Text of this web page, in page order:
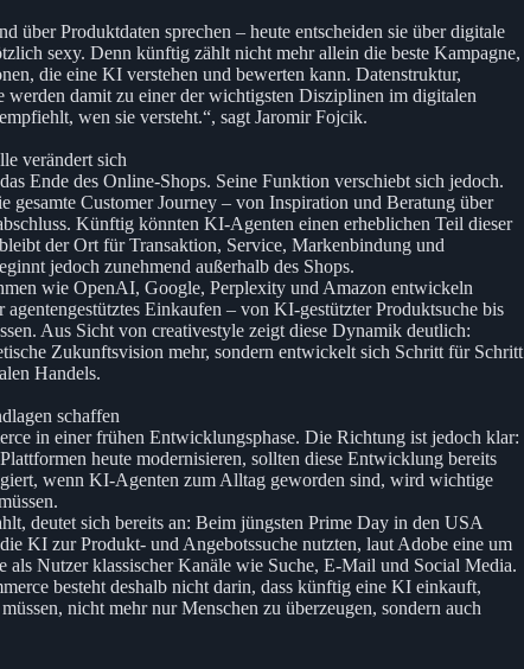
über Produktdaten sprechen – heute entscheiden sie über digitale
sexy. Denn künftig zählt nicht mehr allein die beste Kampagne,
die eine KI verstehen und bewerten kann. Datenstruktur,
werden damit zu einer der wichtigsten Disziplinen im digitalen
wen sie versteht.“, sagt Jaromir Fojcik.
verändert sich
Ende des Online-Shops. Seine Funktion verschiebt sich jedoch.
gesamte Customer Journey – von Inspiration und Beratung über
Künftig könnten KI-Agenten einen erheblichen Teil dieser
der Ort für Transaktion, Service, Markenbindung und
jedoch zunehmend außerhalb des Shops.
wie OpenAI, Google, Perplexity und Amazon entwickeln
agentengestütztes Einkaufen – von KI-gestützter Produktsuche bis
Aus Sicht von creativestyle zeigt diese Dynamik deutlich:
Zukunftsvision mehr, sondern entwickelt sich Schritt für Schritt
Handels.
schaffen
in einer frühen Entwicklungsphase. Die Richtung ist jedoch klar:
heute modernisieren, sollten diese Entwicklung bereits
wenn KI-Agenten zum Alltag geworden sind, wird wichtige
deutet sich bereits an: Beim jüngsten Prime Day in den USA
KI zur Produkt- und Angebotssuche nutzten, laut Adobe eine um
als Nutzer klassischer Kanäle wie Suche, E-Mail und Social Media.
besteht deshalb nicht darin, dass künftig eine KI einkauft,
nicht mehr nur Menschen zu überzeugen, sondern auch